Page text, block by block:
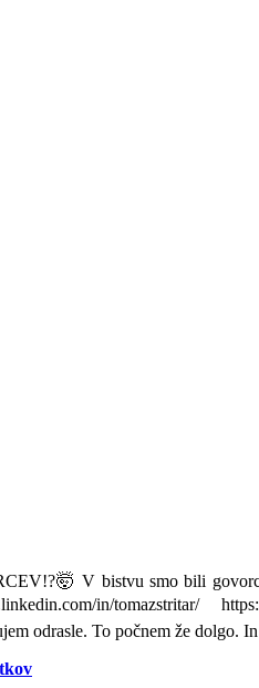
V bistvu smo bili
tomazstritar/ https://
odrasle. To počnem že